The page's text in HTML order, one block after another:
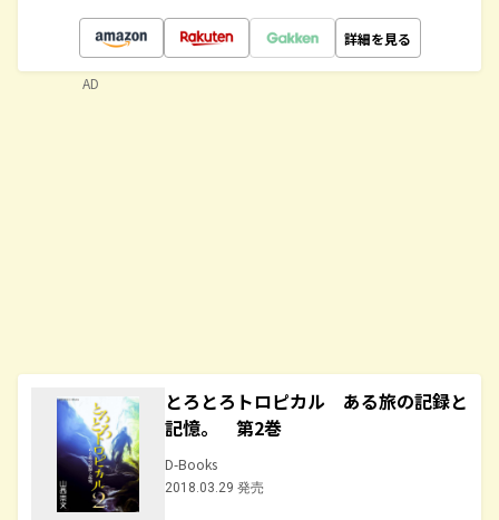
詳細を見る
とろとろトロピカル ある旅の記録と
記憶。 第2巻
D-Books
2018.03.29 発売
AD